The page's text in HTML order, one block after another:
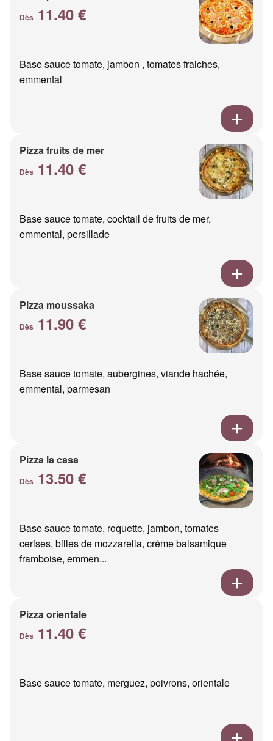
Dès 11.40 €
Base sauce tomate, jambon , tomates fraiches,
emmental
Pizza fruits de mer
Dès 11.40 €
Base sauce tomate, cocktail de fruits de mer,
emmental, persillade
Pizza moussaka
Dès 11.90 €
Base sauce tomate, aubergines, viande hachée,
emmental, parmesan
Pizza la casa
Dès 13.50 €
Base sauce tomate, roquette, jambon, tomates
cerises, billes de mozzarella, crème balsamique
framboise, emmen...
Pizza orientale
Dès 11.40 €
Base sauce tomate, merguez, poivrons, orientale